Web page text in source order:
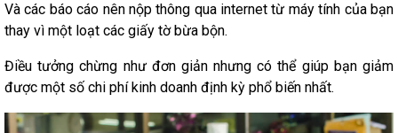
Và các báo cáo nên nộp thông qua internet từ máy tính của bạn
thay vì một loạt các giấy tờ bừa bộn.
Điều tưởng chừng như đơn giản nhưng có thể giúp bạn giảm
được một số chi phí kinh doanh định kỳ phổ biến nhất.